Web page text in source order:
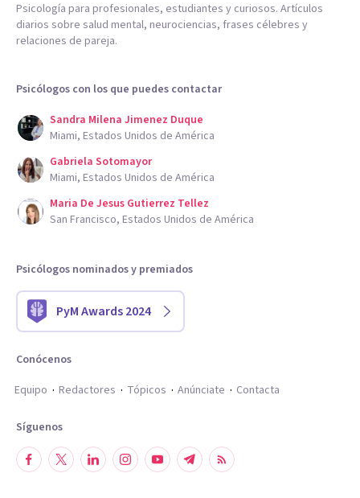
Psicología para profesionales, estudiantes y curiosos. Artículos
diarios sobre salud mental, neurociencias, frases célebres y
relaciones de pareja.
Psicólogos con los que puedes contactar
Sandra Milena Jimenez Duque
Miami, Estados Unidos de América
Gabriela Sotomayor
Miami, Estados Unidos de América
Maria De Jesus Gutierrez Tellez
San Francisco, Estados Unidos de América
Psicólogos nominados y premiados
PyM Awards 2024
Conócenos
Equipo
Redactores Tópicos Anúnciate Contacta
Síguenos